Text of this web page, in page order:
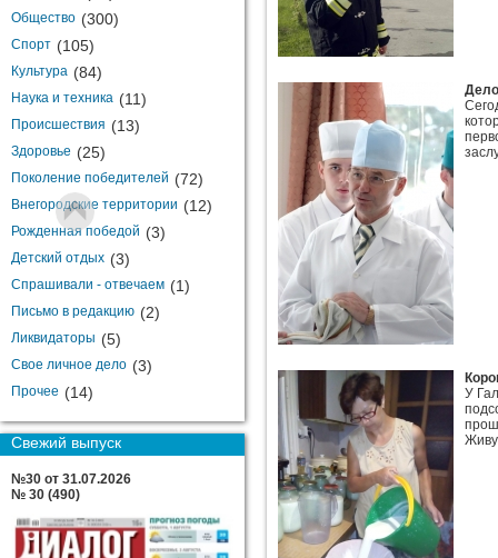
Общество (300)
Спорт (105)
Культура (84)
Наука и техника (11)
Происшествия (13)
Здоровье (25)
Поколение победителей (72)
Внегородские территории (12)
Рожденная победой (3)
Детский отдых (3)
Спрашивали - отвечаем (1)
Письмо в редакцию (2)
Ликвидаторы (5)
Свое личное дело (3)
Прочее (14)
Свежий выпуск
№30 от 31.07.2026
№ 30 (490)
У